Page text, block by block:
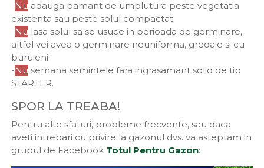
-Nu adauga pamant de umplutura peste vegetatia
existenta sau peste solul compactat.
-Nu lasa solul sa se usuce in perioada de germinare,
altfel vei avea o germinare neuniforma, greoaie si cu
buruieni.
-Nu semana semintele fara ingrasamant solid de tip
STARTER.
SPOR LA TREABA!
Pentru alte sfaturi, probleme frecvente, sau daca
aveti intrebari cu privire la gazonul dvs. va asteptam in
grupul de Facebook Totul Pentru Gazon: